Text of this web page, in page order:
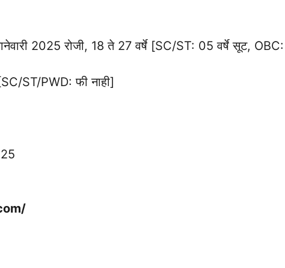
2025 रोजी, 18 ते 27 वर्षे [SC/ST: 05 वर्षे सूट, OBC:
ST/PWD: फी नाही]